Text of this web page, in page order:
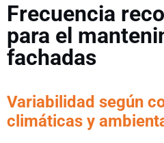
Frecuencia
para el
fachadas
Variabilidad según
climáticas y